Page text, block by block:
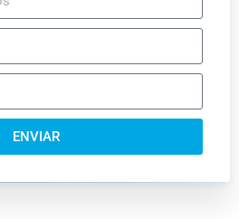
ENVIAR